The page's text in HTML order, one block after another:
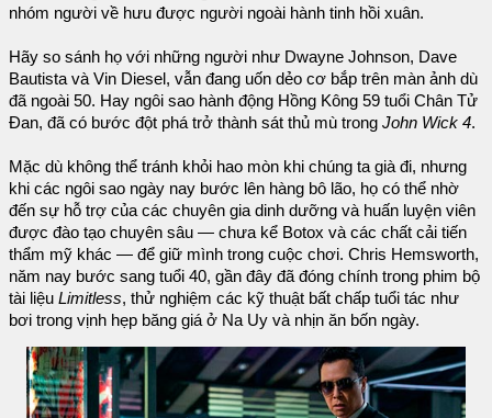
nhóm người về hưu được người ngoài hành tinh hồi xuân.
Hãy so sánh họ với những người như Dwayne Johnson, Dave
Bautista và Vin Diesel, vẫn đang uốn dẻo cơ bắp trên màn ảnh dù
đã ngoài 50. Hay ngôi sao hành động Hồng Kông 59 tuổi Chân Tử
Đan, đã có bước đột phá trở thành sát thủ mù trong John Wick 4.
Mặc dù không thể tránh khỏi hao mòn khi chúng ta già đi, nhưng
khi các ngôi sao ngày nay bước lên hàng bô lão, họ có thể nhờ
đến sự hỗ trợ của các chuyên gia dinh dưỡng và huấn luyện viên
được đào tạo chuyên sâu — chưa kể Botox và các chất cải tiến
thẩm mỹ khác — để giữ mình trong cuộc chơi. Chris Hemsworth,
năm nay bước sang tuổi 40, gần đây đã đóng chính trong phim bộ
tài liệu Limitless, thử nghiệm các kỹ thuật bất chấp tuổi tác như
bơi trong vịnh hẹp băng giá ở Na Uy và nhịn ăn bốn ngày.